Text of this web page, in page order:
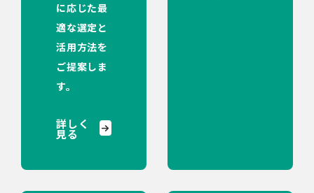
に応じた最
適な選定と
活用方法を
ご提案しま
す。
詳しく
見る